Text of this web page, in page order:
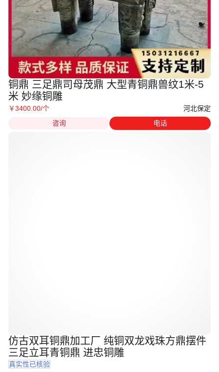
铜鼎 三足鼎司母茂鼎 大型青铜鼎兽纹1米-5
米 妙缘铜雕
￥3400.00/个
河北保定
咨询
电话
仿古双耳铜鼎加工厂 纯铜双龙戏珠方鼎摆件
三足立耳青铜鼎 进忠铜雕
真实性已核验